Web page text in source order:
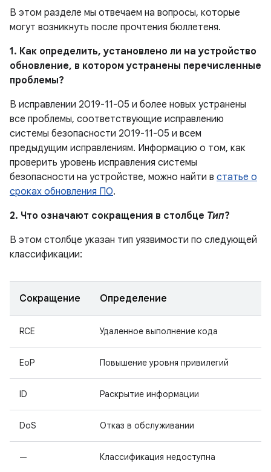
В этом разделе мы отвечаем на вопросы, которые
могут возникнуть после прочтения бюллетеня.
1. Как определить, установлено ли на устройство
обновление, в котором устранены перечисленные
проблемы?
В исправлении 2019-11-05 и более новых устранены
все проблемы, соответствующие исправлению
системы безопасности 2019-11-05 и всем
предыдущим исправлениям. Информацию о том, как
проверить уровень исправления системы
безопасности на устройстве, можно найти в статье о
сроках обновления ПО.
2. Что означают сокращения в столбце Тип?
В этом столбце указан тип уязвимости по следующей
классификации:
Сокращение Определение
RCE Удаленное выполнение кода
EoP Повышение уровня привилегий
ID Раскрытие информации
DoS Отказ в обслуживании
— Классификация недоступна